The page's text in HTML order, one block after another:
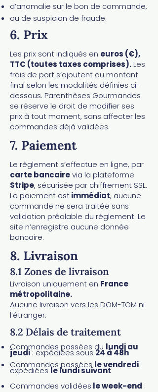
d’anomalie sur le bon de commande,
ou de suspicion de fraude.​
6. Prix
Les prix sont indiqués en euros (€),
TTC (toutes taxes comprises).Les
frais de port s’ajoutent au montant
final selon les modalités définies ci-
dessous. Parenthèses Gourmandes
se réserve le droit de modifier ses
prix à tout moment, sans affecter les
commandes déjà validées.
7. Paiement
Le règlement s’effectue en ligne, par
carte bancairevia la plateforme
Stripe, sécurisée par chiffrement SSL.
Le paiement estimmédiat, aucune
commande ne sera traitée sans
validation préalable du règlement. Le
site n’enregistre aucune donnée
bancaire.
8. Livraison
8.1 Zones de livraison
Livraison uniquement en France
métropolitaine.
Aucune livraison vers les DOM-TOM ni
l’étranger.
8.2 Délais de traitement​
Commandes passées du lundi au
jeudi: expédiées sous 24 à 48h
Commandes passées le vendredi:
expédiéesle lundi suivant
Commandes validées le week-end :